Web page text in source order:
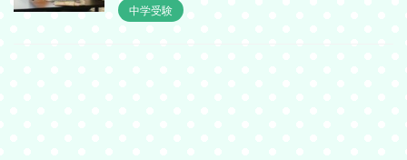
中学受験